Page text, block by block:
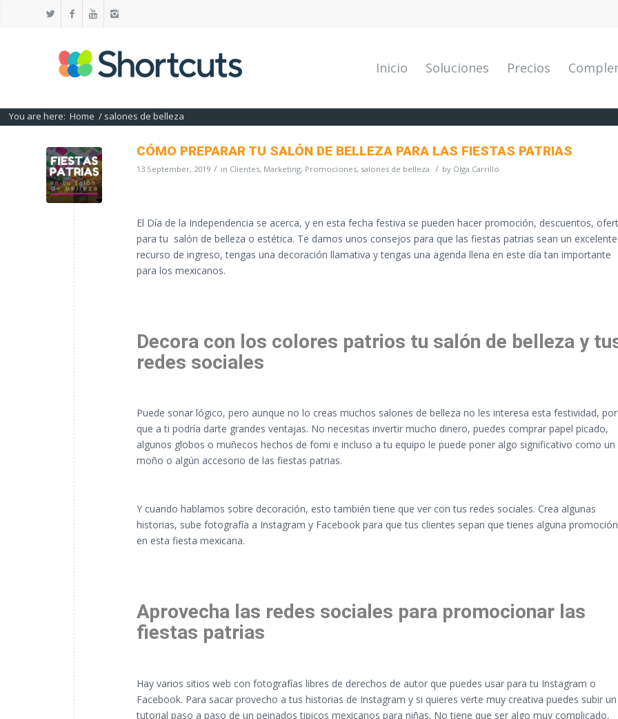
Inicio Soluciones Precios
You are here: Home / salones de belleza
CÓMO PREPARAR TU SALÓN DE BELLEZA PARA LAS FIESTAS PATRIAS
13 September, 2019 / in Clientes, Marketing, Promociones, salones de belleza / by Olga Carrillo
El Día de la Independencia se acerca, y en esta fecha festiva se pueden hacer promoción, descuentos,
para tu salón de belleza o estética. Te damos unos consejos para que las fiestas patrias sean un excelente
recurso de ingreso, tengas una decoración llamativa y tengas una agenda llena en este día tan importante
para los mexicanos.
Decora con los colores patrios tu salón de belleza y
redes sociales
Puede sonar lógico, pero aunque no lo creas muchos salones de belleza no les interesa esta festividad,
que a ti podría darte grandes ventajas. No necesitas invertir mucho dinero, puedes comprar papel picado,
algunos globos o muñecos hechos de fomi e incluso a tu equipo le puede poner algo significativo como un
moño o algún accesorio de las fiestas patrias.
Y cuando hablamos sobre decoración, esto también tiene que ver con tus redes sociales. Crea algunas
historias, sube fotografía a Instagram y Facebook para que tus clientes sepan que tienes alguna promoción
en esta fiesta mexicana.
Aprovecha las redes sociales para promocionar las
fiestas patrias
Hay varios sitios web con fotografías libres de derechos de autor que puedes usar para tu Instagram o
Facebook. Para sacar provecho a tus historias de Instagram y si quieres verte muy creativa puedes subir un
tutorial paso a paso de un peinados tipicos mexicanos para niñas. No tiene que ser algo muy complicado,